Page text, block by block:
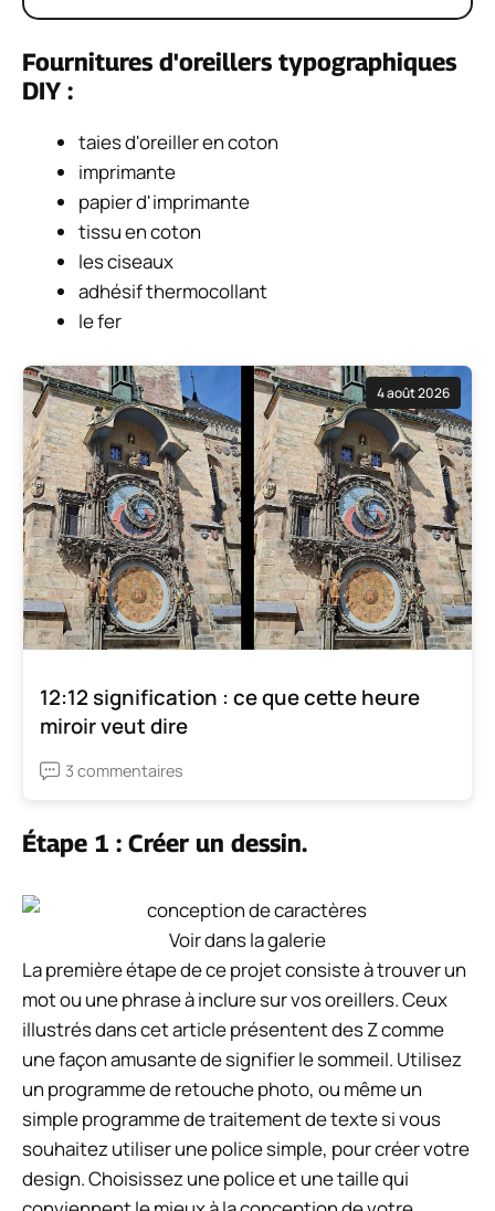
Fournitures d'oreillers typographiques
DIY :
taies d'oreiller en coton
imprimante
papier d'imprimante
tissu en coton
les ciseaux
adhésif thermocollant
le fer
4 août 2026
12:12 signification : ce que cette heure
miroir veut dire
3 commentaires
Étape 1 : Créer un dessin.
Voir dans la galerie
La première étape de ce projet consiste à trouver un
mot ou une phrase à inclure sur vos oreillers. Ceux
illustrés dans cet article présentent des Z comme
une façon amusante de signifier le sommeil. Utilisez
un programme de retouche photo, ou même un
simple programme de traitement de texte si vous
souhaitez utiliser une police simple, pour créer votre
design. Choisissez une police et une taille qui